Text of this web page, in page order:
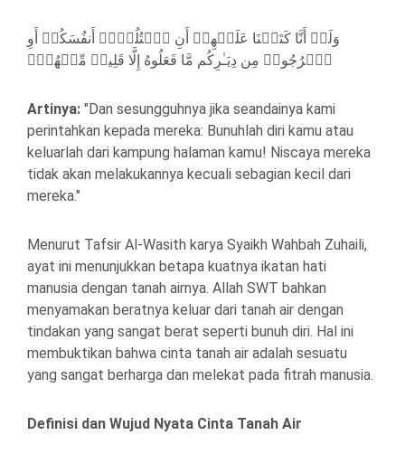
وَلَوۡ أَنَّا كَتَبۡنَا عَلَیۡهِمۡ أَنِ ٱقۡتُلُوۤا۟ أَنفُسَكُمۡ أَوِ
ٱخۡرُجُوا۟ مِن دِیَـٰرِكُم مَّا فَعَلُوهُ إِلَّا قَلِیلࣱ مِّنۡهُمۡۖ
Artinya: "Dan sesungguhnya jika seandainya kami
perintahkan kepada mereka: Bunuhlah diri kamu atau
keluarlah dari kampung halaman kamu! Niscaya mereka
tidak akan melakukannya kecuali sebagian kecil dari
mereka."
Menurut Tafsir Al-Wasith karya Syaikh Wahbah Zuhaili,
ayat ini menunjukkan betapa kuatnya ikatan hati
manusia dengan tanah airnya. Allah SWT bahkan
menyamakan beratnya keluar dari tanah air dengan
tindakan yang sangat berat seperti bunuh diri. Hal ini
membuktikan bahwa cinta tanah air adalah sesuatu
yang sangat berharga dan melekat pada fitrah manusia.
Definisi dan Wujud Nyata Cinta Tanah Air